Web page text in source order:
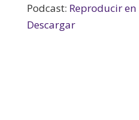
Podcast: Reproducir
Descargar